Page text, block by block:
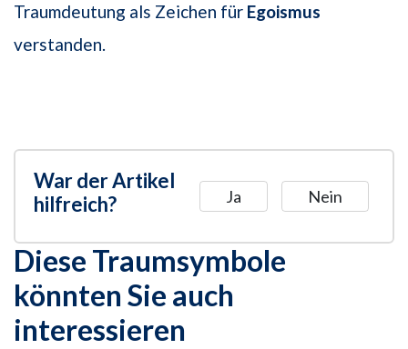
Traumdeutung als Zeichen für Egoismus
verstanden.
War der Artikel
hilfreich?
Ja Nein
Diese Traumsymbole
könnten Sie auch
interessieren